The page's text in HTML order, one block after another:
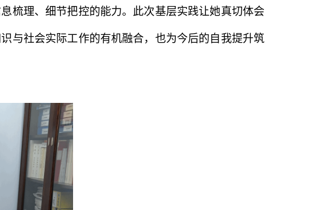
梳理、细节把控的能力。此次基层实践让她真切体会
与社会实际工作的有机融合，也为今后的自我提升筑